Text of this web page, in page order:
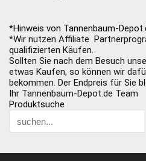
*Hinweis von Tannenbaum-
*Wir nutzen Affiliate
qualifizierten Käufen.
Sollten Sie nach dem Besuch
etwas Kaufen, so können wir
bekommen. Der Endpreis für Sie
Ihr Tannenbaum-Depot.de Team
Produktsuche